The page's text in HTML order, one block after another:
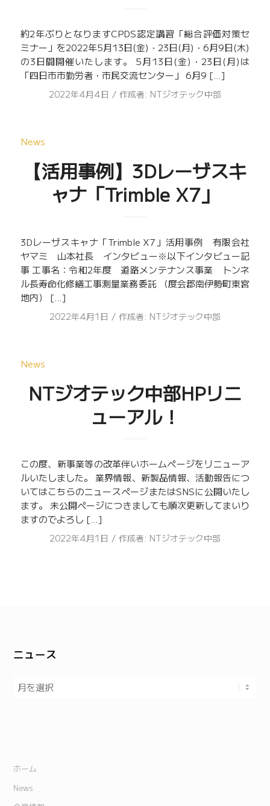
約2年ぶりとなりますCPDS認定講習「総合評価対策セ
ミナー」を2022年5月13日(金)・23日(月)・6月9日(木)
の3日間開催いたします。 5月13日(金)・23日(月)は
「四日市市勤労者・市民交流センター」 6月9 […]
2022年4月4日 / 作成者: NTジオテック中部
News
【活用事例】3Dレーザスキ
ャナ「Trimble X7」
3Dレーザスキャナ「Trimble X7」活用事例 有限会社
ヤマミ 山本社長 インタビュー※以下インタビュー記
事 工事名：令和2年度 道路メンテナンス事業 トンネ
ル長寿命化修繕工事測量業務委託 （度会郡南伊勢町東宮
地内） […]
2022年4月1日 / 作成者: NTジオテック中部
News
NTジオテック中部HPリニ
ューアル！
この度、新事業等の改革伴いホームページをリニューア
ルいたしました。 業界情報、新製品情報、活動報告につ
いてはこちらのニュースページまたはSNSに公開いたし
ます。 未公開ページにつきましても順次更新してまいり
ますのでよろし […]
2022年4月1日 / 作成者: NTジオテック中部
ニュース
ホーム
News